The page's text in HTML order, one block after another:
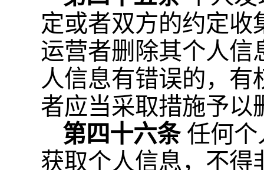
定或者双方的约定
运营者删除其个人信
人信息有错误的，
者应当采取措施予以
第四十六条 任何
获取个人信息，不得